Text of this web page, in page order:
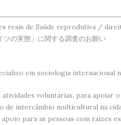
reais de Saúde reprodutiva /
の実態」に関する調査のお願い
em sociologia internacional
voluntárias, para apoiar
de intercâmbio multicultural na
para as pessoas com raízes